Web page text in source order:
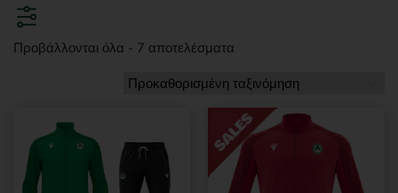
Προβάλλονται όλα - 7 αποτελέσματα